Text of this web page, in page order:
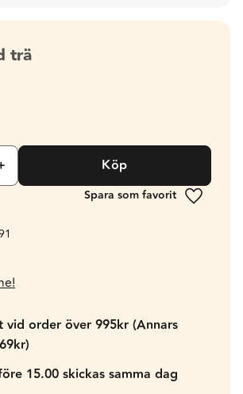
trä
Köp
Lägg till
vid order över 995kr (Annars
15.00 skickas samma dag